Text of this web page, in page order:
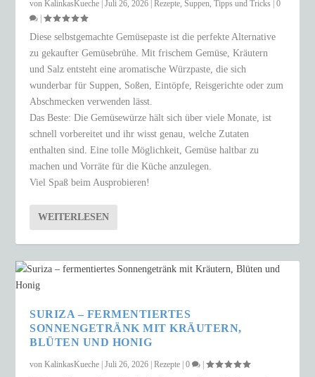
vonKalinkasKueche |Juli 26, 2026 |Rezepte,Suppen,Tipps und Tricks |0
|
Diese selbstgemachte Gemüsepaste ist die perfekte Alternative
zu gekaufter Gemüsebrühe. Mit frischem Gemüse, Kräutern
und Salz entsteht eine aromatische Würzpaste, die sich
wunderbar für Suppen, Soßen, Eintöpfe, Reisgerichte oder zum
Abschmecken verwenden lässt.
Das Beste: Die Gemüsewürze hält sich über viele Monate, ist
schnell vorbereitet und ihr wisst genau, welche Zutaten
enthalten sind. Eine tolle Möglichkeit, Gemüse haltbar zu
machen und Vorräte für die Küche anzulegen.
Viel Spaß beim Ausprobieren!
WEITERLESEN
SURIZA – FERMENTIERTES
SONNENGETRÄNK MIT KRÄUTERN,
BLÜTEN UND HONIG
vonKalinkasKueche |Juli 26, 2026 |Rezepte |0 |